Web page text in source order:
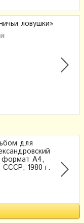
ловушки»
для
формат А4,
1980 г.